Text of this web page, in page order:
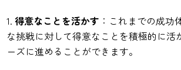
得意なことを活かす ：これまでの成功
な挑戦に対して得意なことを積極的に活
ーズに進めることができます。